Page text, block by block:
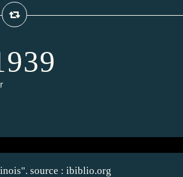
source : ibiblio.org